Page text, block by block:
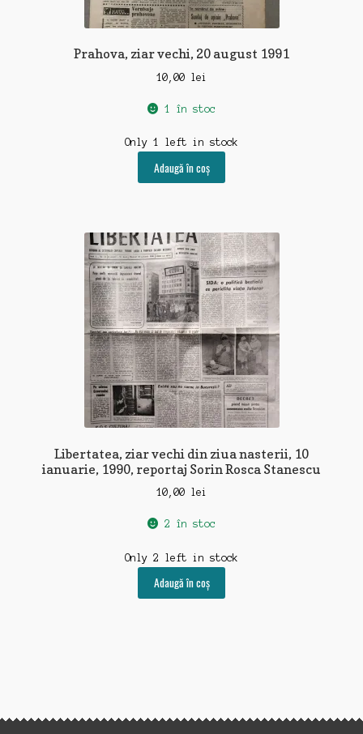
Prahova, ziar vechi, 20 august 1991
10,00 lei
1 în stoc
Only 1 left in stock
Adaugă în coș
Libertatea, ziar vechi din ziua nasterii, 10
ianuarie, 1990, reportaj Sorin Rosca Stanescu
10,00 lei
2 în stoc
Only 2 left in stock
Adaugă în coș